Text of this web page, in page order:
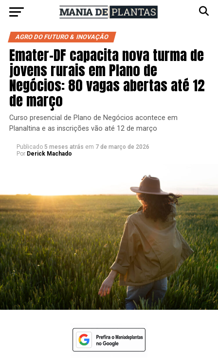
AGRO DO FUTURO & INOVAÇÃO
Emater-DF capacita nova turma de
jovens rurais em Plano de
Negócios: 80 vagas abertas até 12
de março
Curso presencial de Plano de Negócios acontece em
Planaltina e as inscrições vão até 12 de março
Publicado 5 meses atrás em 7 de março de 2026
Por Derick Machado